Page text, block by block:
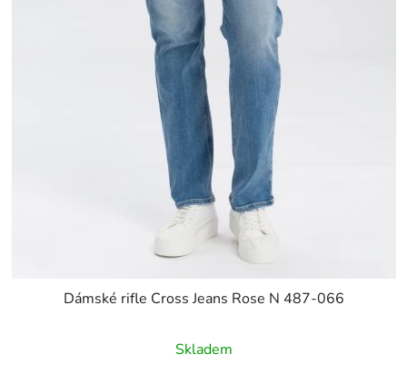
Dámské rifle Cross Jeans Rose N 487-066
Skladem